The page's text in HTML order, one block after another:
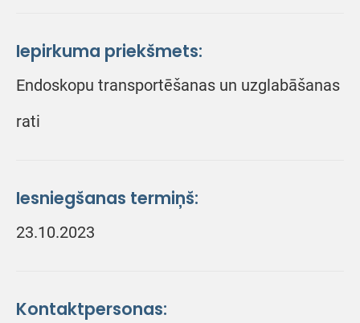
Iepirkuma priekšmets:
Endoskopu transportēšanas un uzglabāšanas
rati
Iesniegšanas termiņš:
23.10.2023
Kontaktpersonas: